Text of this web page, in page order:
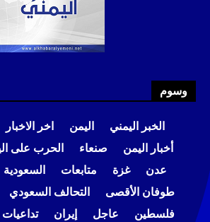
وسوم
الخبر اليمني اليمن اخر الاخبار
أخبار اليمن
صنعاء الحرب على
عدن
غزة متابعات السعودية
طوفان الأقصى
التحالف السعودي
فلسطين
عاجل إيران